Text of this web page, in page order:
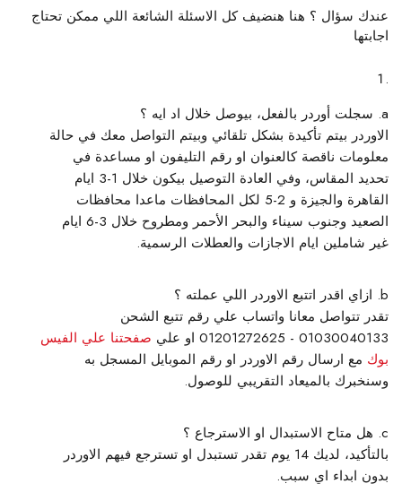
عندك سؤال ؟ هنا هنضيف كل الاسئلة الشائعة اللي ممكن تحتاج
اجابتها
سجلت أوردر بالفعل، بيوصل خلال اد ايه ؟
الاوردر بيتم تأكيدة بشكل تلقائي وبيتم التواصل معك في حالة
معلومات ناقصة كالعنوان او رقم التليفون او مساعدة في
تحديد المقاس، وفي العادة التوصيل بيكون خلال 1-3 ايام
القاهرة والجيزة و 2-5 لكل المحافظات ماعدا محافظات
الصعيد وجنوب سيناء والبحر الأحمر ومطروح خلال 3-6 ايام
غير شاملين ايام الاجازات والعطلات الرسمية.
ازاي اقدر اتتبع الاوردر اللي عملته ؟
تقدر تتواصل معانا واتساب علي رقم تتبع الشحن
01030040133 - 01201272625 او علي
صفحتنا علي الفيس
بوك مع ارسال رقم الاوردر او رقم الموبايل المسجل به
وسنخبرك بالميعاد التقريبي للوصول.
هل متاح الاستبدال او الاسترجاع ؟
بالتأكيد، لديك 14 يوم تقدر تستبدل او تسترجع فيهم الاوردر
بدون ابداء اي سبب.